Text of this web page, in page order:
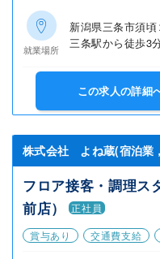
就業場所
新潟県三条市須
三条駅から徒歩3
この求人の詳細
株式会社 よね蔵(宿泊業
フロア接客・調理
前店）
正社員
賞与あり
交通費支給